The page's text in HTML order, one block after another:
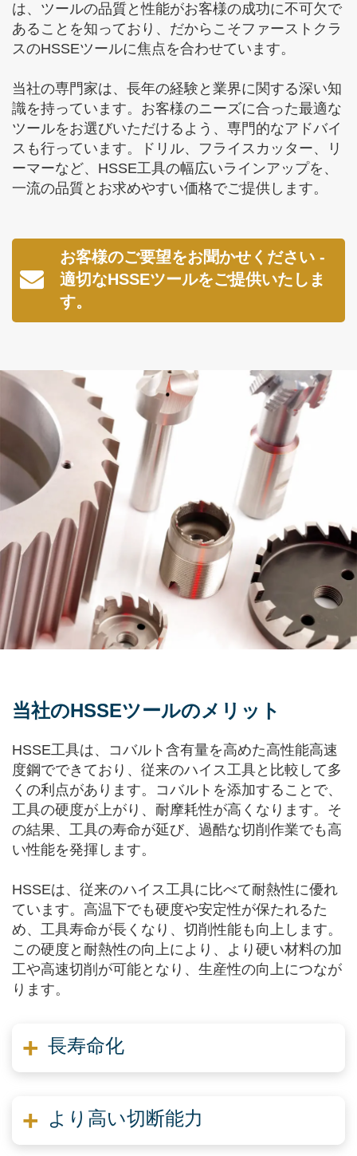
は、ツールの品質と性能がお客様の成功に不可欠で
あることを知っており、だからこそファーストクラ
スのHSSEツールに焦点を合わせています。
当社の専門家は、長年の経験と業界に関する深い知
識を持っています。お客様のニーズに合った最適な
ツールをお選びいただけるよう、専門的なアドバイ
スも行っています。ドリル、フライスカッター、リ
ーマーなど、HSSE工具の幅広いラインアップを、
一流の品質とお求めやすい価格でご提供します。
お客様のご要望をお聞かせください -
適切なHSSEツールをご提供いたしま
す。
当社のHSSEツールのメリット
HSSE工具は、コバルト含有量を高めた高性能高速
度鋼でできており、従来のハイス工具と比較して多
くの利点があります。コバルトを添加することで、
工具の硬度が上がり、耐摩耗性が高くなります。そ
の結果、工具の寿命が延び、過酷な切削作業でも高
い性能を発揮します。
HSSEは、従来のハイス工具に比べて耐熱性に優れ
ています。高温下でも硬度や安定性が保たれるた
め、工具寿命が長くなり、切削性能も向上します。
この硬度と耐熱性の向上により、より硬い材料の加
工や高速切削が可能となり、生産性の向上につなが
ります。
長寿命化
より高い切断能力